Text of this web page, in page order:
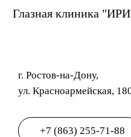
Глазная клиника
г. Ростов-на-Дону,
ул. Красноармейская,
+7 (863) 255-71-88